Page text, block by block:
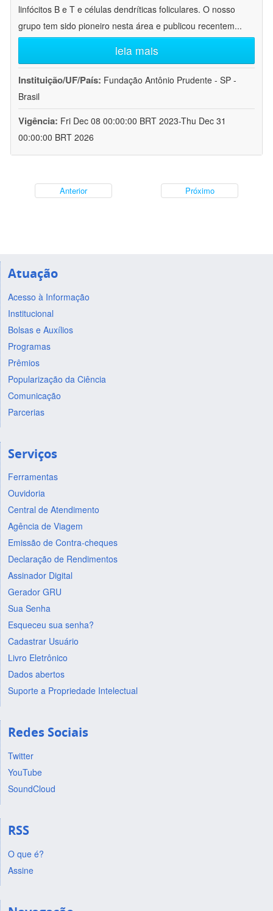
linfócitos B e T e células dendríticas foliculares. O nosso
grupo tem sido pioneiro nesta área e publicou recentem...
leia mais
Instituição/UF/País: Fundação Antônio Prudente - SP -
Brasil
Vigência: Fri Dec 08 00:00:00 BRT 2023-Thu Dec 31
00:00:00 BRT 2026
Anterior Próximo
Atuação
Acesso à Informação
Institucional
Bolsas e Auxílios
Programas
Prêmios
Popularização da Ciência
Comunicação
Parcerias
Serviços
Ferramentas
Ouvidoria
Central de Atendimento
Agência de Viagem
Emissão de Contra-cheques
Declaração de Rendimentos
Assinador Digital
Gerador GRU
Sua Senha
Esqueceu sua senha?
Cadastrar Usuário
Livro Eletrônico
Dados abertos
Suporte a Propriedade Intelectual
Redes Sociais
Twitter
YouTube
SoundCloud
RSS
O que é?
Assine